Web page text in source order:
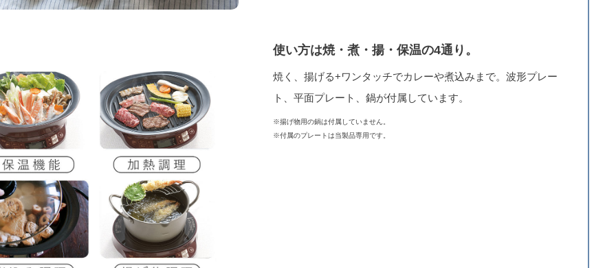
使い方は焼・煮・揚・保温の4通り。
焼く、揚げる+ワンタッチでカレーや煮込みまで。波形プレー
ト、平面プレート、鍋が付属しています。
※揚げ物用の鍋は付属していません。
※付属のプレートは当製品専用です。